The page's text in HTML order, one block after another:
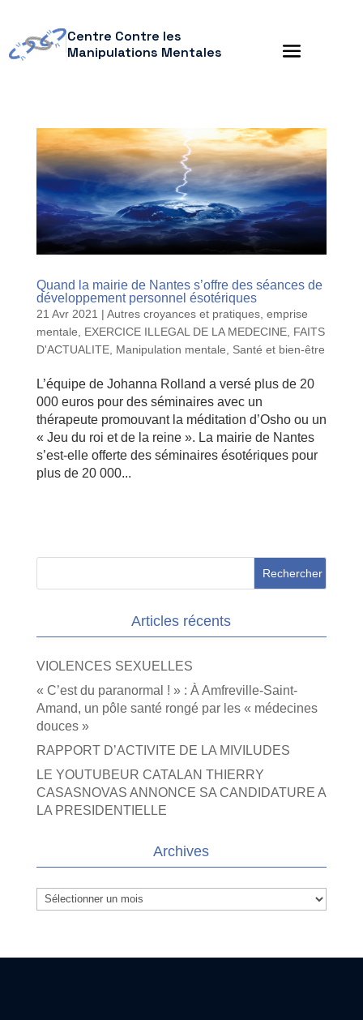
Centre Contre les
Manipulations Mentales
Quand la mairie de Nantes s’offre des séances de
développement personnel ésotériques
21 Avr 2021 | Autres croyances et pratiques, emprise
mentale
EXERCICE ILLEGAL DE LA MEDECINE, FAITS
D'ACTUALITE, Manipulation mentale Santé et bien-être
L’équipe de Johanna Rolland a versé plus de 20
000 euros pour des séminaires avec un
thérapeute promouvant la méditation d’Osho ou un
« Jeu du roi et de la reine ». La mairie de Nantes
s’est-elle offerte des séminaires ésotériques pour
plus de 20 000...
Articles récents
VIOLENCES SEXUELLES
« C’est du paranormal ! » : À Amfreville-Saint-
Amand, un pôle santé rongé par les « médecines
douces »
RAPPORT D’ACTIVITE DE LA MIVILUDES
LE YOUTUBEUR CATALAN THIERRY
CASASNOVAS ANNONCE SA CANDIDATURE A
LA PRESIDENTIELLE
Archives
Archives